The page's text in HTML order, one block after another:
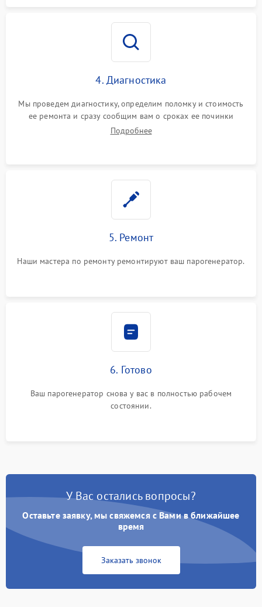
4. Диагностика
Мы проведем диагностику, определим поломку и стоимость
ее ремонта и сразу сообщим вам о сроках ее починки
Подробнее
5. Ремонт
Наши мастера по ремонту ремонтируют ваш парогенератор.
6. Готово
Ваш парогенератор снова у вас в полностью рабочем
состоянии.
У Вас остались вопросы?
Оставьте заявку, мы свяжемся с Вами в ближайшее
время
Заказать звонок